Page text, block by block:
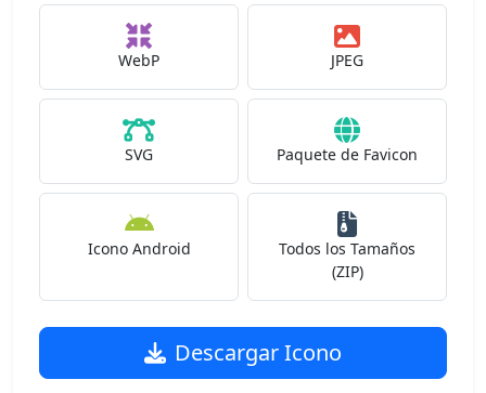
WebP JPEG
SVG Paquete de Favicon
Icono Android
Todos los Tamaños
(ZIP)
Descargar Icono